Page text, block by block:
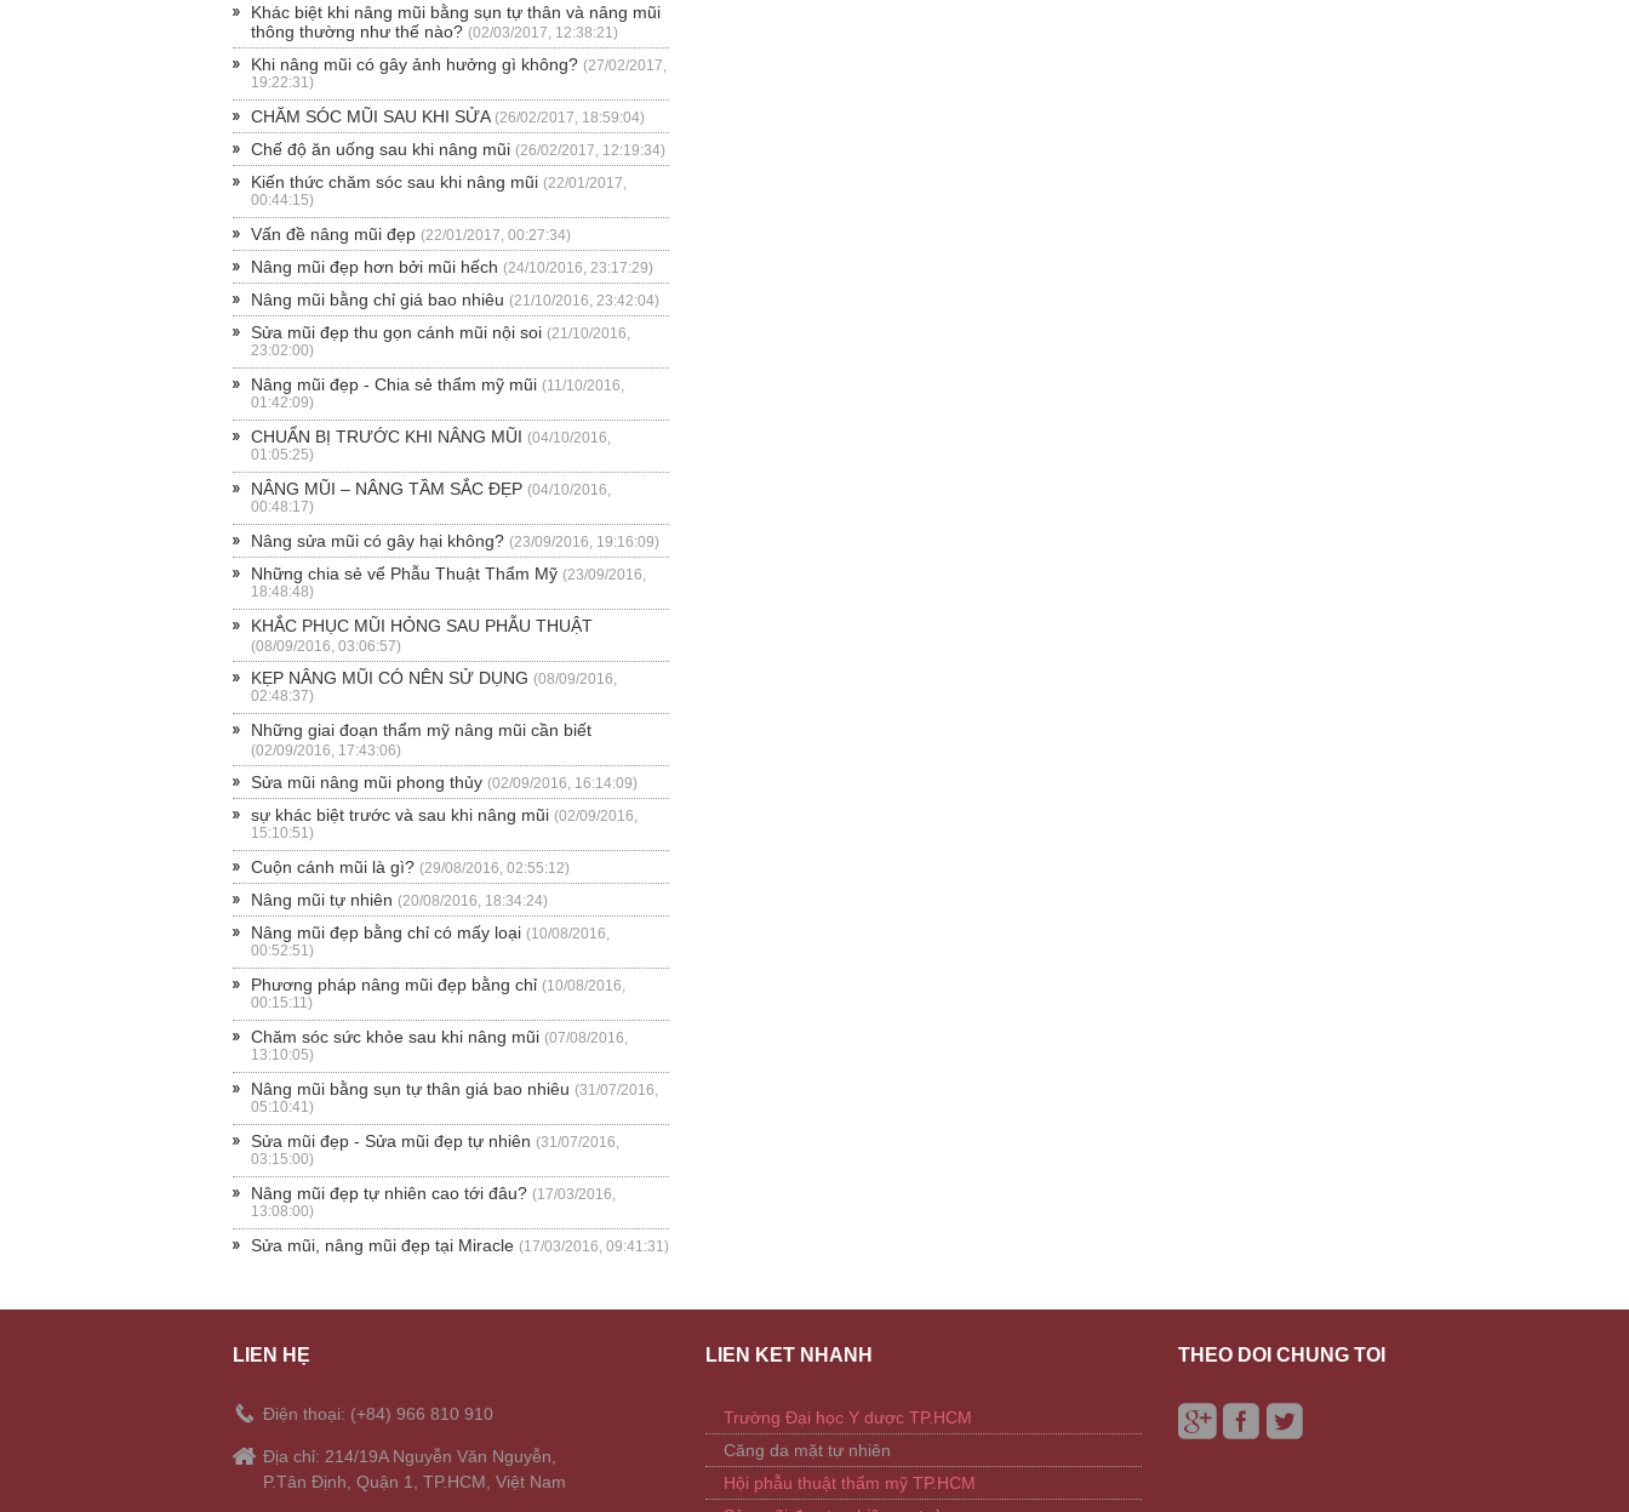
Khác biệt khi nâng mũi bằng sụn tự thân và nâng mũi
thông thường như thế nào? (02/03/2017, 12:38:21)
Khi nâng mũi có gây ảnh hưởng gì không? (27/02/2017,
19:22:31)
CHĂM SÓC MŨI SAU KHI SỬA (26/02/2017, 18:59:04)
Chế độ ăn uống sau khi nâng mũi (26/02/2017, 12:19:34)
Kiến thức chăm sóc sau khi nâng mũi (22/01/2017,
00:44:15)
Vấn đề nâng mũi đẹp (22/01/2017, 00:27:34)
Nâng mũi đẹp hơn bởi mũi hếch (24/10/2016, 23:17:29)
Nâng mũi bằng chỉ giá bao nhiêu (21/10/2016, 23:42:04)
Sửa mũi đẹp thu gọn cánh mũi nội soi (21/10/2016,
23:02:00)
Nâng mũi đẹp - Chia sẻ thẩm mỹ mũi (11/10/2016,
01:42:09)
CHUẨN BỊ TRƯỚC KHI NÂNG MŨI (04/10/2016,
01:05:25)
NÂNG MŨI – NÂNG TẦM SẮC ĐẸP (04/10/2016,
00:48:17)
Nâng sửa mũi có gây hại không? (23/09/2016, 19:16:09)
Những chia sẻ vể Phẫu Thuật Thẩm Mỹ (23/09/2016,
18:48:48)
KHẮC PHỤC MŨI HỎNG SAU PHẪU THUẬT
(08/09/2016, 03:06:57)
KẸP NÂNG MŨI CÓ NÊN SỬ DỤNG (08/09/2016,
02:48:37)
Những giai đoạn thẩm mỹ nâng mũi cần biết
(02/09/2016, 17:43:06)
Sửa mũi nâng mũi phong thủy (02/09/2016, 16:14:09)
sự khác biệt trước và sau khi nâng mũi (02/09/2016,
15:10:51)
Cuộn cánh mũi là gì? (29/08/2016, 02:55:12)
Nâng mũi tự nhiên (20/08/2016, 18:34:24)
Nâng mũi đẹp bằng chỉ có mấy loại (10/08/2016,
00:52:51)
Phương pháp nâng mũi đẹp bằng chỉ (10/08/2016,
00:15:11)
Chăm sóc sức khỏe sau khi nâng mũi (07/08/2016,
13:10:05)
Nâng mũi bằng sụn tự thân giá bao nhiêu (31/07/2016,
05:10:41)
Sửa mũi đẹp - Sửa mũi đẹp tự nhiên (31/07/2016,
03:15:00)
Nâng mũi đẹp tự nhiên cao tới đâu? (17/03/2016,
13:08:00)
Sửa mũi, nâng mũi đẹp tại Miracle (17/03/2016, 09:41:31)
LIÊN HỆ
Điện thoại: (+84) 966 810 910
Địa chỉ: 214/19A Nguyễn Văn Nguyễn,
P.Tân Định, Quận 1, TP.HCM, Việt Nam
LIÊN KẾT NHANH
Trường Đại học Y dược TP.HCM
Căng da mặt tự nhiên
Hội phẫu thuật thẩm mỹ TP.HCM
THEO DÕI CHÚNG TÔI